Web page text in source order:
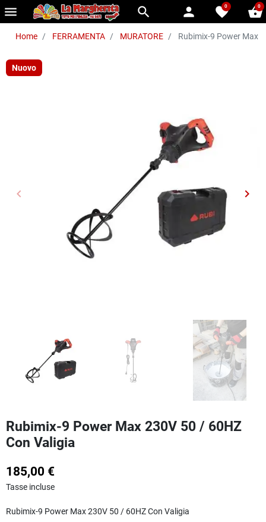
menu search person favorite
0 shopping_basket
0
Home FERRAMENTA MURATORE Rubimix-9 Power Max
Nuovo
Precedente
keyboard_arrow_left keyboard_arrow_right
Rubimix-9 Power Max 230V 50 / 60HZ
Con Valigia
185,00 €
Tasse incluse
Rubimix-9 Power Max 230V 50 / 60HZ Con Valigia